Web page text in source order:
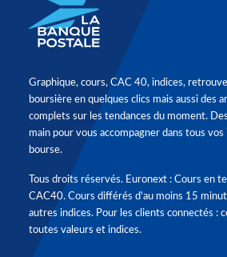
Graphique, cours, CAC 40, indices,
boursière en quelques clics mais aussi des
complets sur les tendances du moment.
main pour vous accompagner dans tous
bourse.
Tous droits réservés. Euronext : Cours en
CAC40. Cours différés d'au moins 15
autres indices. Pour les clients connectés :
toutes valeurs et indices.